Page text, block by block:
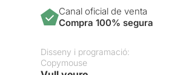
Canal oficial de venta
Compra 100% segura
Disseny i programació:
Copymouse